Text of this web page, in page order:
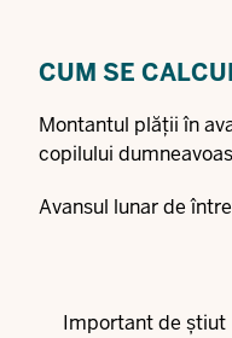
CUM SE
Montantul plății în
copilului
Avansul lunar de
Important de știut